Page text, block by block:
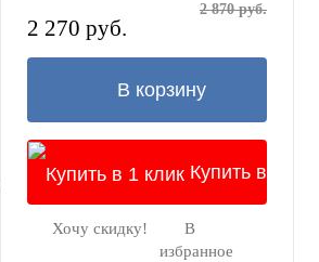
2 270 руб.
2 870 руб.
В корзину
Купить в
1 клик
Хочу скидку!
В
избранное